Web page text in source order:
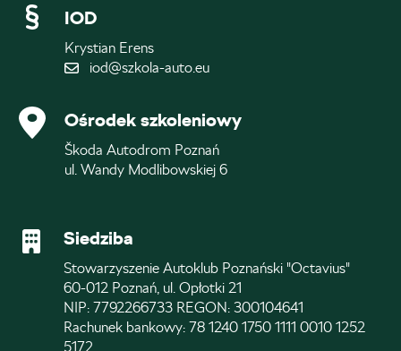
IOD
Krystian Erens
iod@szkola-auto.eu
Ośrodek szkoleniowy
Škoda Autodrom Poznań
ul. Wandy Modlibowskiej 6
Siedziba
Stowarzyszenie Autoklub Poznański "Octavius"
60-012 Poznań, ul. Opłotki 21
NIP: 7792266733 REGON: 300104641
Rachunek bankowy: 78 1240 1750 1111 0010 1252
5172